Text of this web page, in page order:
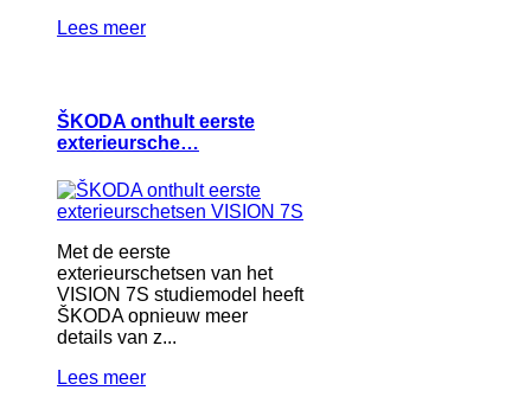
Lees meer
ŠKODA onthult eerste
exterieursche…
Met de eerste
exterieurschetsen van het
VISION 7S studiemodel heeft
ŠKODA opnieuw meer
details van z...
Lees meer